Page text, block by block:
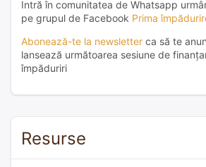
Intră în comunitatea de Whatsapp
pe grupul de Facebook Prima
Abonează-te la newsletter ca să te
lansează următoarea sesiune de
împăduriri
Resurse